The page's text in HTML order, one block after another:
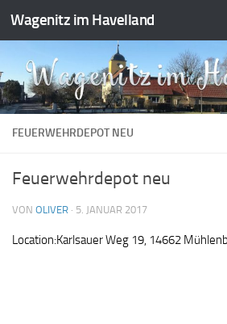
Zum Inhalt springen
Wagenitz im Havelland
FEUERWEHRDEPOT NEU
Feuerwehrdepot neu
VON OLIVER · 5. JANUAR 2017
Location:Karlsauer Weg 19, 14662